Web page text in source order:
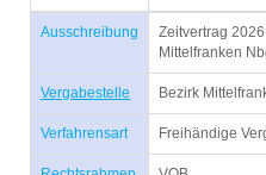
Ausschreibung
Zeitvertrag
Mittelfranken
Vergabestelle Bezirk
Verfahrensart Freihändige